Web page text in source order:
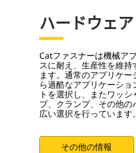
ハードウェ
Catファスナーは機械ア
スに耐え、生産性を維
ます。通常のアプリケ
ら過酷なアプリケーシ
トを選択し、またワッ
プ、クランプ、その他
広い選択を行っています。
その他の情報